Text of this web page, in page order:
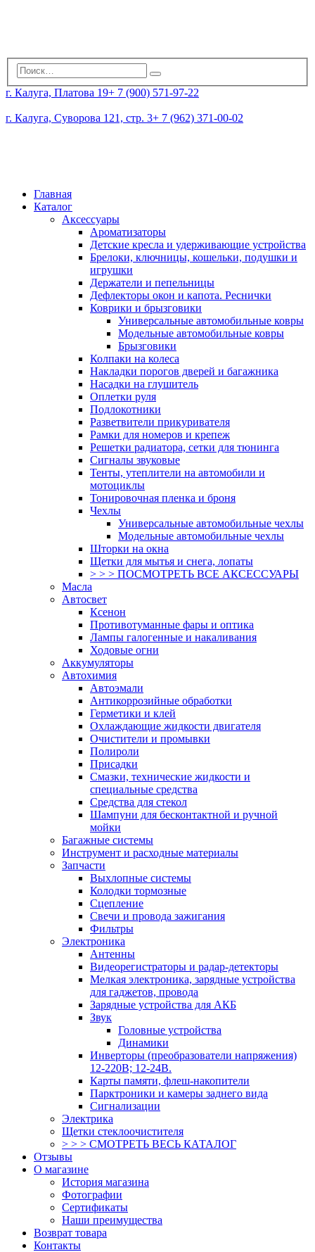
г. Калуга, Платова 19+ 7 (900) 571-97-22
г. Калуга, Суворова 121, стр. 3+ 7 (962) 371-00-02
Главная
Каталог
Аксессуары
Ароматизаторы
Детские кресла и удерживающие устройства
Брелоки, ключницы, кошельки, подушки и
игрушки
Держатели и пепельницы
Дефлекторы окон и капота. Реснички
Коврики и брызговики
Универсальные автомобильные ковры
Модельные автомобильные ковры
Брызговики
Колпаки на колеса
Накладки порогов дверей и багажника
Насадки на глушитель
Оплетки руля
Подлокотники
Разветвители прикуривателя
Рамки для номеров и крепеж
Решетки радиатора, сетки для тюнинга
Сигналы звуковые
Тенты, утеплители на автомобили и
мотоциклы
Тонировочная пленка и броня
Чехлы
Универсальные автомобильные чехлы
Модельные автомобильные чехлы
Шторки на окна
Щетки для мытья и снега, лопаты
> > > ПОСМОТРЕТЬ ВСЕ АКСЕССУАРЫ
Масла
Автосвет
Ксенон
Противотуманные фары и оптика
Лампы галогенные и накаливания
Ходовые огни
Аккумуляторы
Автохимия
Автоэмали
Антикоррозийные обработки
Герметики и клей
Охлаждающие жидкости двигателя
Очистители и промывки
Полироли
Присадки
Смазки, технические жидкости и
специальные средства
Средства для стекол
Шампуни для бесконтактной и ручной
мойки
Багажные системы
Инструмент и расходные материалы
Запчасти
Выхлопные системы
Колодки тормозные
Сцепление
Свечи и провода зажигания
Фильтры
Электроника
Антенны
Видеорегистраторы и радар-детекторы
Мелкая электроника, зарядные устройства
для гаджетов, провода
Зарядные устройства для АКБ
Звук
Головные устройства
Динамики
Инверторы (преобразователи напряжения)
12-220В; 12-24В.
Карты памяти, флеш-накопители
Парктроники и камеры заднего вида
Сигнализации
Электрика
Щетки стеклоочистителя
> > > СМОТРЕТЬ ВЕСЬ КАТАЛОГ
Отзывы
О магазине
История магазина
Фотографии
Сертификаты
Наши преимущества
Возврат товара
Контакты